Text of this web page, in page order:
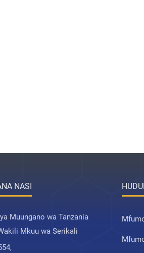
NASI
Muungano wa Tanzania
Mkuu wa Serikali